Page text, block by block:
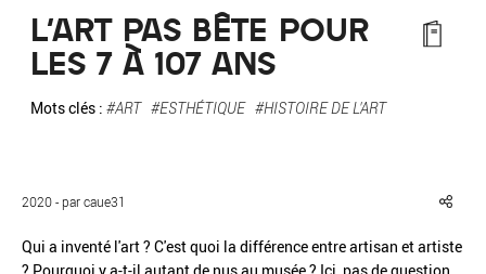
TYPE DE RESSOURCES
MATÉRIAUX
L'ART PAS BÊTE POUR
LES 7 À 107 ANS
Mots clés : #ART #ESTHÉTIQUE #HISTOIRE DE L'ART
2020 - par caue31
Qui a inventé l'art ? C'est quoi la différence entre artisan et artiste